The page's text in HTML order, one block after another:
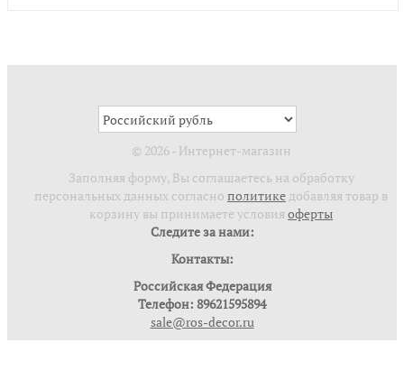
© 2026 - Интернет-магазин
Заполняя форму, Вы соглашаетесь на обработку
персональных данных согласно политикедобавляя товар в
корзину вы принимаете условия оферты
Следите за нами:
Контакты:
Российская Федерация
Телефон: 89621595894
sale@ros-decor.ru